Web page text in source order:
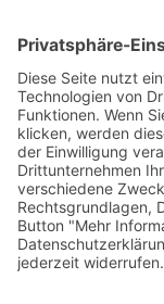
©Weingut Goger